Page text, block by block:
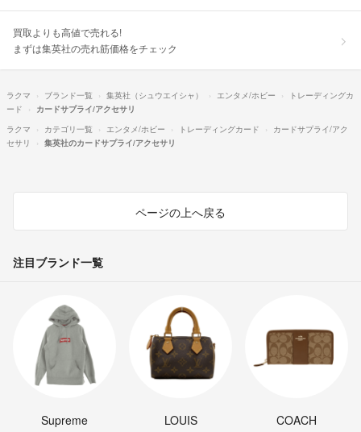
買取よりも高値で売れる!
まずは集英社の売れ筋価格をチェック
ラクマ ブランド一覧 集英社（シュウエイシャ） エンタメ/ホビー
トレーディングカ
ード
カードサプライ/アクセサリ
ラクマ
カテゴリ一覧 エンタメ/ホビー トレーディングカード
カードサプライ/アク
セサリ
集英社のカードサプライ/アクセサリ
ページの上へ戻る
注目ブランド一覧
Supreme
LOUIS
COACH